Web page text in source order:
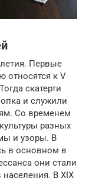
Первые
относятся к V
скатерти
и служили
Со временем
разных
и узоры. В
в основном в
они стали
В XIX